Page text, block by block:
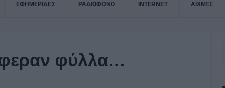
ΕΦΗΜΕΡΙΔΕΣ ΡΑΔΙΟΦΩΝΟ INTERNET ΑΙΧΜΕΣ
φύλλα…